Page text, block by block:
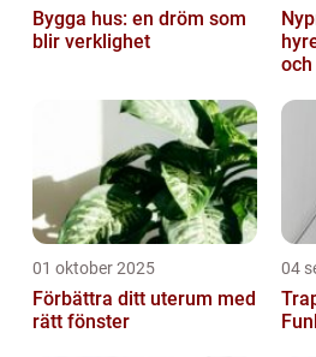
Bygga hus: en dröm som
blir verklighet
01 oktober 2025
Förbättra ditt uterum med
rätt fönster
04